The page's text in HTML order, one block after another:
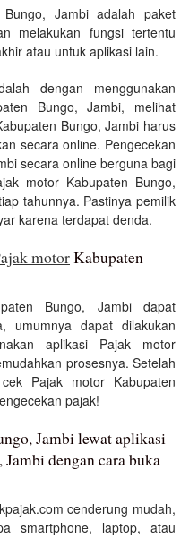
Jambi adalah paket
melakukan fungsi tertentu
atau untuk aplikasi lain.
dengan menggunakan
Bungo, Jambi, melihat
Bungo, Jambi harus
secara online. Pengecekan
secara online berguna bagi
motor Kabupaten Bungo,
tahunnya. Pastinya pemilik
karena terdapat denda.
motorKabupaten
Bungo, Jambi dapat
umumnya dapat dilakukan
aplikasi Pajak motor
prosesnya. Setelah
Pajak motor Kabupaten
pajak!
Jambi lewat aplikasi
dengan cara buka
cenderung mudah,
smartphone, laptop, atau